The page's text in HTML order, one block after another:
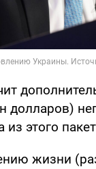
долларов)
этого
жизни